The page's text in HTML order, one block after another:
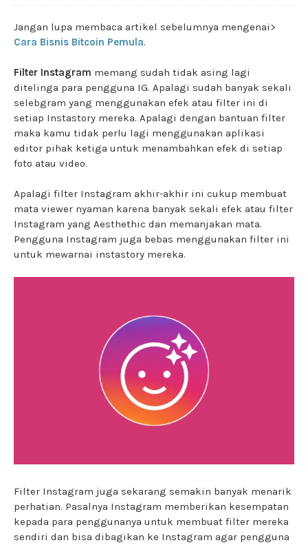
Jangan lupa membaca artikel sebelumnya mengenai>
Cara Bisnis Bitcoin Pemula.
Filter Instagram memang sudah tidak asing lagi
ditelinga para pengguna IG. Apalagi sudah banyak sekali
selebgram yang menggunakan efek atau filter ini di
setiap Instastory mereka. Apalagi dengan bantuan filter
maka kamu tidak perlu lagi menggunakan aplikasi
editor pihak ketiga untuk menambahkan efek di setiap
foto atau video.
Apalagi filter Instagram akhir-akhir ini cukup membuat
mata viewer nyaman karena banyak sekali efek atau filter
Instagram yang Aesthethic dan memanjakan mata.
Pengguna Instagram juga bebas menggunakan filter ini
untuk mewarnai instastory mereka.
Filter Instagram juga sekarang semakin banyak menarik
perhatian. Pasalnya Instagram memberikan kesempatan
kepada para penggunanya untuk membuat filter mereka
sendiri dan bisa dibagikan ke Instagram agar pengguna